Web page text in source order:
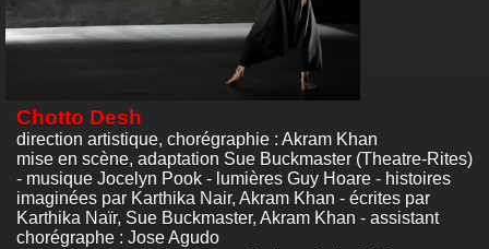
Chotto Desh
direction artistique, chorégraphie : Akram Khan
mise en scène, adaptation Sue Buckmaster (Theatre-Rites)
- musique Jocelyn Pook - lumières Guy Hoare - histoires
imaginées par Karthika Nair, Akram Khan - écrites par
Karthika Naïr, Sue Buckmaster, Akram Khan - assistant
chorégraphe : Jose Agudo